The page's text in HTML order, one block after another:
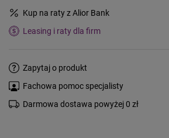
Kup na raty z Alior Bank
Leasing i raty dla firm
Zapytaj o produkt
Fachowa pomoc specjalisty
Darmowa dostawa powyżej 0 zł